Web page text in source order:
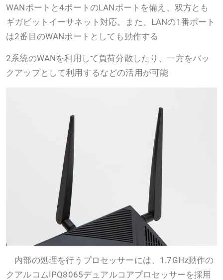
WANポートと4ポートのLANポートを備え、双方とも
ギガビットイーサネット対応。また、LANの1番ポート
は2番目のWANポートとしても動作する
2系統のWANを利用して負荷分散したり、一方をバッ
クアップとして利用するなどの活用が可能
内部の処理を行うプロセッサーには、1.7GHz動作の
クアルコムIPQ8065デュアルコアプロセッサーを採用